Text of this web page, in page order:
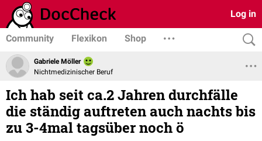
Log in
Community Flexikon Shop
Gabriele Möller
Nichtmedizinischer Beruf
Ich hab seit ca.2 Jahren durchfälle
die ständig auftreten auch nachts bis
zu 3-4mal tagsüber noch ö